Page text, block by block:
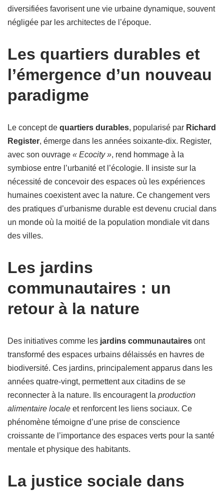
diversifiées favorisent une vie urbaine dynamique, souvent
négligée par les architectes de l’époque.
Les quartiers durables et
l’émergence d’un nouveau
paradigme
Le concept de quartiers durables, popularisé par Richard
Register, émerge dans les années soixante-dix. Register,
avec son ouvrage « Ecocity », rend hommage à la
symbiose entre l’urbanité et l’écologie. Il insiste sur la
nécessité de concevoir des espaces où les expériences
humaines coexistent avec la nature. Ce changement vers
des pratiques d’urbanisme durable est devenu crucial dans
un monde où la moitié de la population mondiale vit dans
des villes.
Les jardins
communautaires : un
retour à la nature
Des initiatives comme les jardins communautaires ont
transformé des espaces urbains délaissés en havres de
biodiversité. Ces jardins, principalement apparus dans les
années quatre-vingt, permettent aux citadins de se
reconnecter à la nature. Ils encouragent la production
alimentaire locale et renforcent les liens sociaux. Ce
phénomène témoigne d’une prise de conscience
croissante de l’importance des espaces verts pour la santé
mentale et physique des habitants.
La justice sociale dans